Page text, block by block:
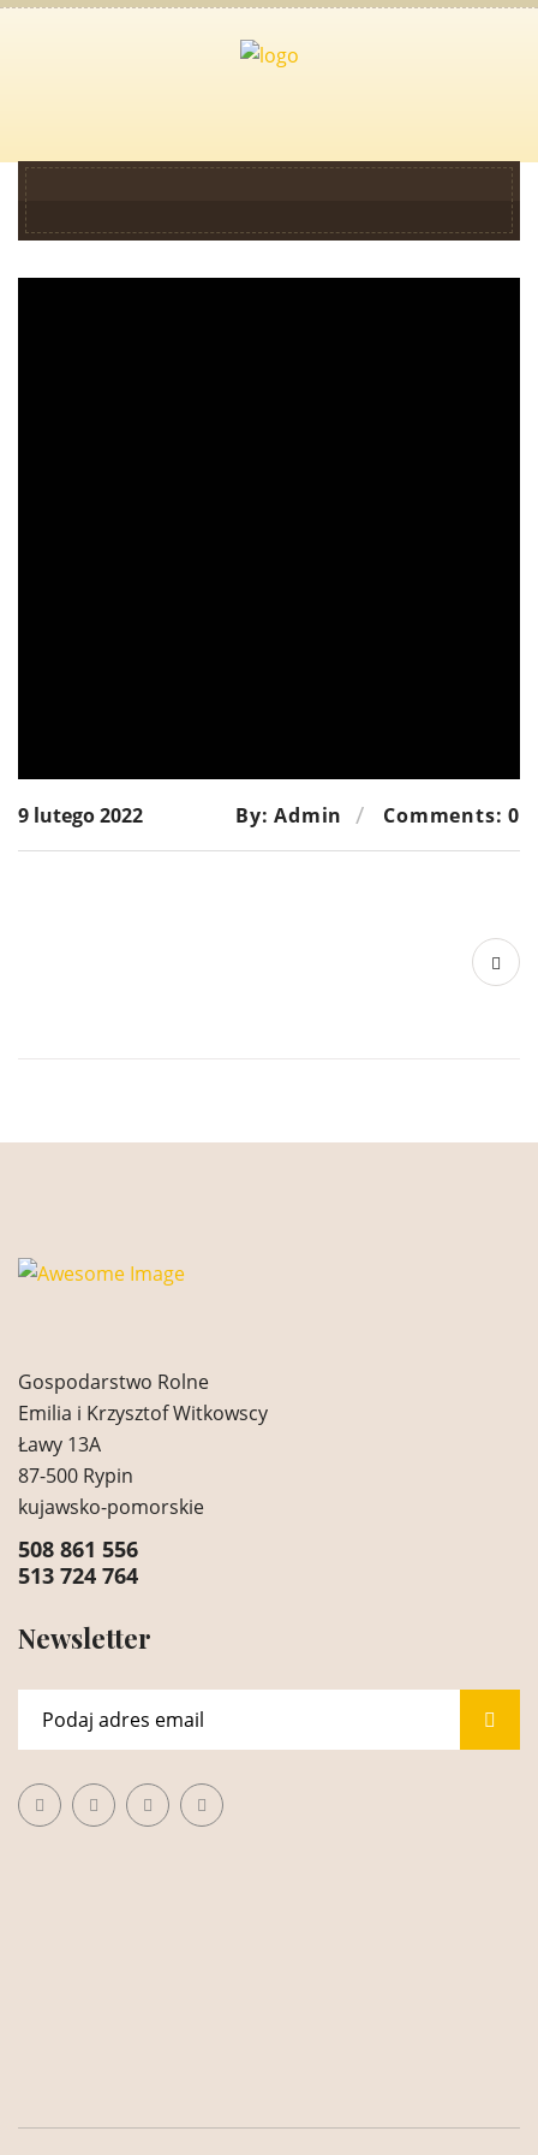
9 lutego 2022 By: Admin Comments: 0
Gospodarstwo Rolne
Emilia i Krzysztof Witkowscy
Ławy 13A
87-500 Rypin
kujawsko-pomorskie
508 861 556
513 724 764
Newsletter